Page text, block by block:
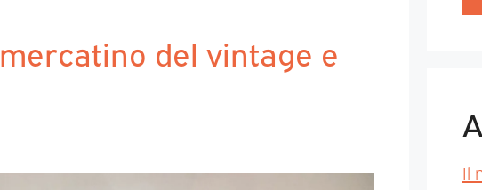
mercatino del vintage e
Il